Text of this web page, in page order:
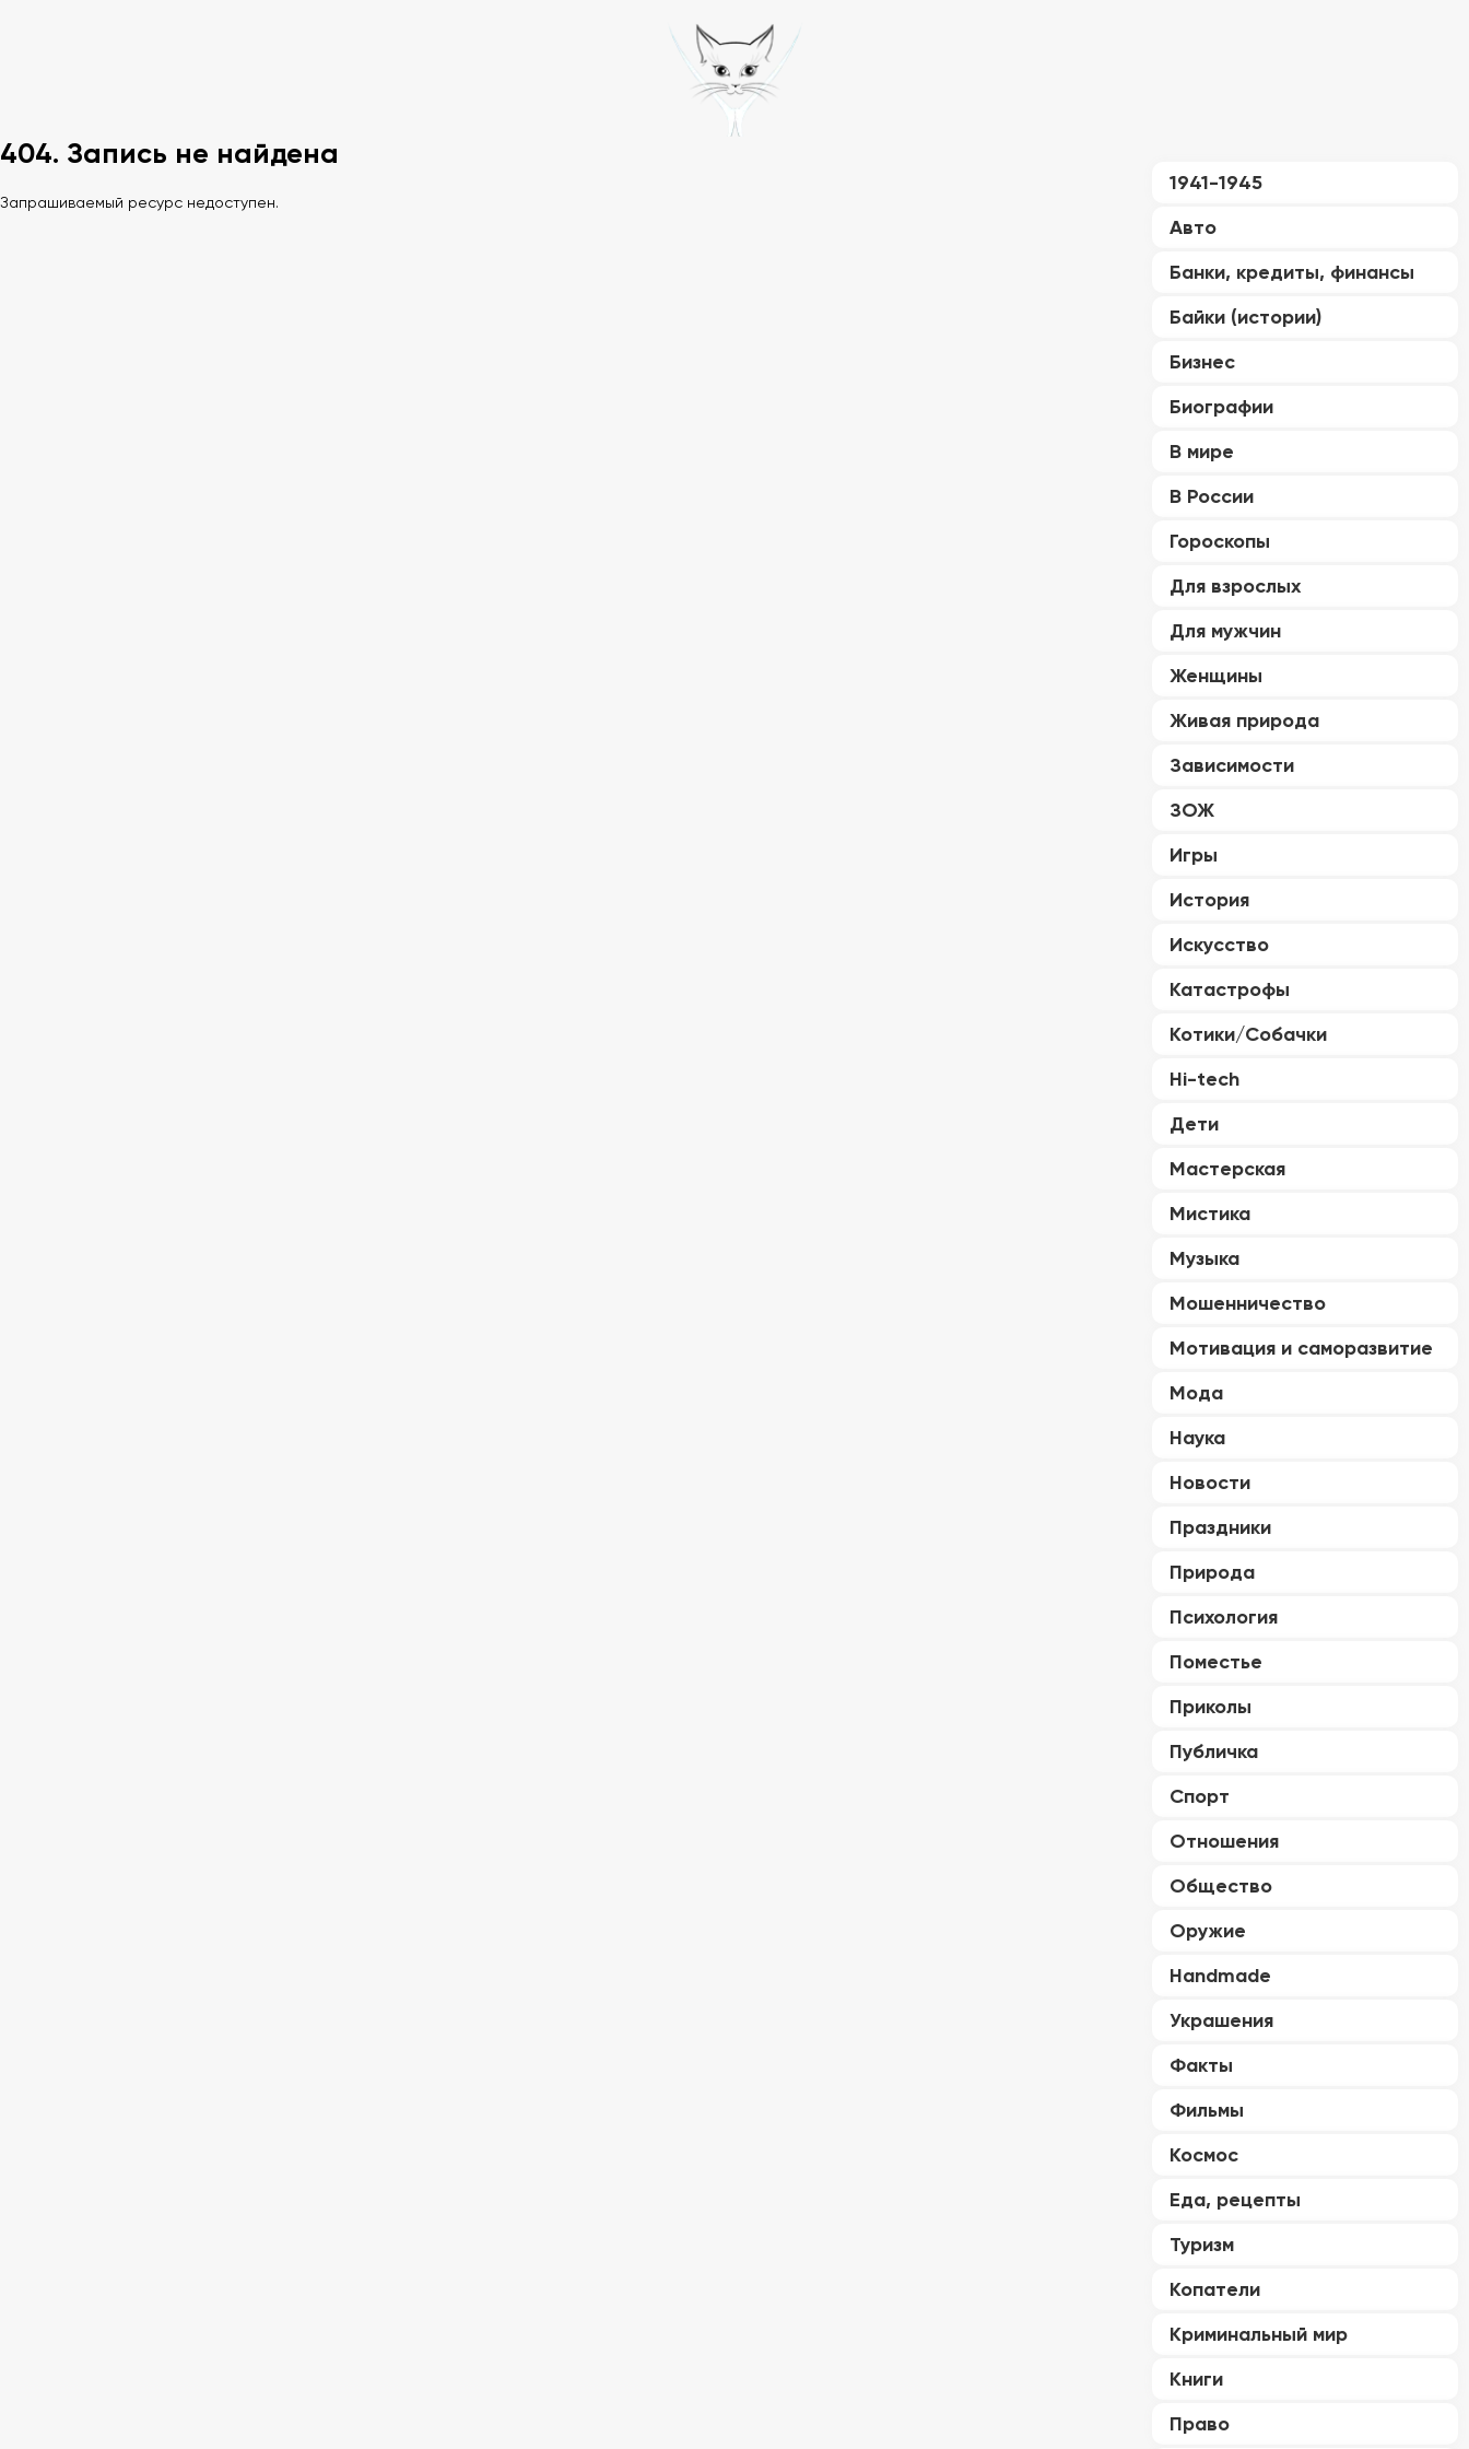
1941-1945
Авто
Банки, кредиты, финансы
Байки (истории)
Бизнес
Биографии
В мире
В России
Гороскопы
Для взрослых
Для мужчин
Женщины
Живая природа
Зависимости
ЗОЖ
Игры
История
Искусство
Катастрофы
Котики/Собачки
Hi-tech
Дети
Мастерская
Мистика
Музыка
Мошенничество
Мотивация и саморазвитие
Мода
Наука
Новости
Праздники
Природа
Психология
Поместье
Приколы
Публичка
Спорт
Отношения
Общество
Оружие
Handmade
Украшения
Факты
Фильмы
Космос
Еда, рецепты
Туризм
Копатели
Криминальный мир
Книги
Право
404. Запись не найдена
Запрашиваемый ресурс недоступен.